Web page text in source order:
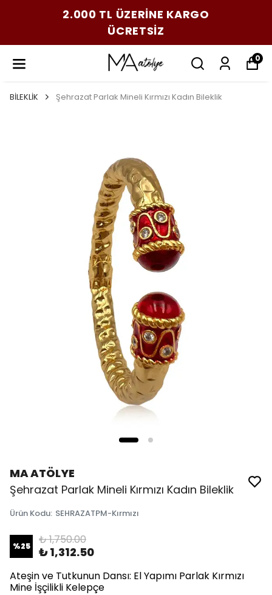
2.000 TL ÜZERİNE KARGO
ÜCRETSİZ
0
BİLEKLİK Şehrazat Parlak Mineli Kırmızı Kadın Bileklik
MA ATÖLYE
Şehrazat Parlak Mineli Kırmızı Kadın Bileklik
Ürün Kodu: SEHRAZATPM-Kırmızı
%25 ₺ 1,750.00
₺ 1,312.50
Ateşin ve Tutkunun Dansı: El Yapımı Parlak Kırmızı
Mine İşçilikli Kelepçe